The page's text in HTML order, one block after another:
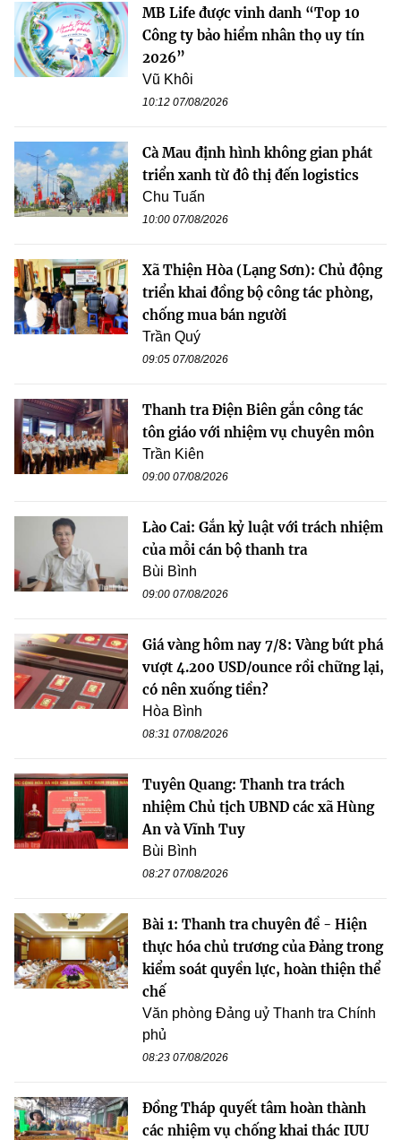
MB Life được vinh danh “Top 10
Công ty bảo hiểm nhân thọ uy tín
2026”
Vũ Khôi
10:12 07/08/2026
Cà Mau định hình không gian phát
triển xanh từ đô thị đến logistics
Chu Tuấn
10:00 07/08/2026
Xã Thiện Hòa (Lạng Sơn): Chủ động
triển khai đồng bộ công tác phòng,
chống mua bán người
Trần Quý
09:05 07/08/2026
Thanh tra Điện Biên gắn công tác
tôn giáo với nhiệm vụ chuyên môn
Trần Kiên
09:00 07/08/2026
Lào Cai: Gắn kỷ luật với trách nhiệm
của mỗi cán bộ thanh tra
Bùi Bình
09:00 07/08/2026
Giá vàng hôm nay 7/8: Vàng bứt phá
vượt 4.200 USD/ounce rồi chững lại,
có nên xuống tiền?
Hòa Bình
08:31 07/08/2026
Tuyên Quang: Thanh tra trách
nhiệm Chủ tịch UBND các xã Hùng
An và Vĩnh Tuy
Bùi Bình
08:27 07/08/2026
Bài 1: Thanh tra chuyên đề - Hiện
thực hóa chủ trương của Đảng trong
kiểm soát quyền lực, hoàn thiện thể
chế
Văn phòng Đảng uỷ Thanh tra Chính
phủ
08:23 07/08/2026
Đồng Tháp quyết tâm hoàn thành
các nhiệm vụ chống khai thác IUU